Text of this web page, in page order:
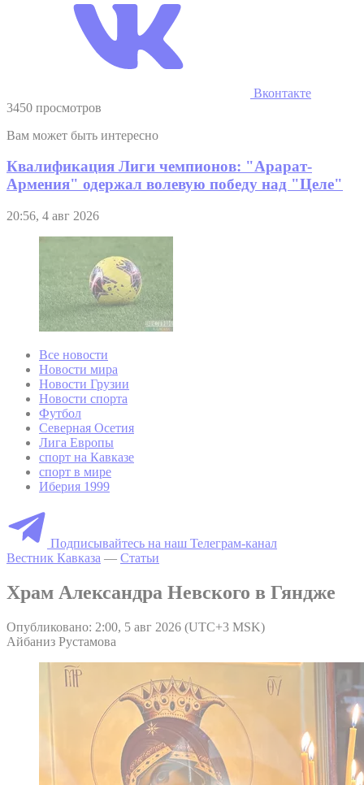
Вконтакте
3450 просмотров
Вам может быть интересно
Квалификация Лиги чемпионов: "Арарат-
Армения" одержал волевую победу над "Целе"
20:56, 4 авг 2026
Все новости
Новости мира
Новости Грузии
Новости спорта
Футбол
Северная Осетия
Лига Европы
спорт на Кавказе
спорт в мире
Иберия 1999
Подписывайтесь на наш Телеграм-канал
Вестник Кавказа — Статьи
Храм Александра Невского в Гяндже
Опубликовано: 2:00, 5 авг 2026 (UTC+3 MSK)
Айбаниз Рустамова